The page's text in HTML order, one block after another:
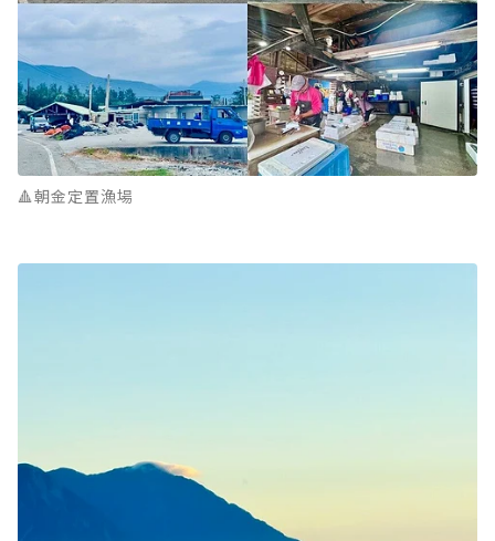
🔺朝金定置漁場